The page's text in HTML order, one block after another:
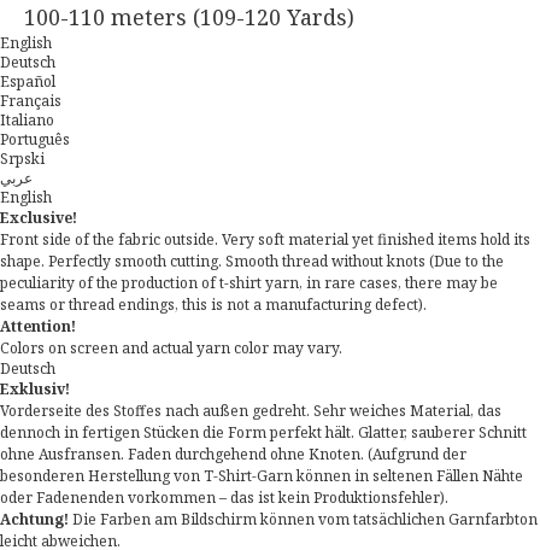
100-110 meters (109-120 Yards)
English
Deutsch
Español
Français
Italiano
Português
Srpski
عربي
English
Exclusive!
Front side of the fabric outside. Very soft material yet finished items hold its
shape. Perfectly smooth cutting. Smooth thread without knots (Due to the
peculiarity of the production of t-shirt yarn, in rare cases, there may be
seams or thread endings, this is not a manufacturing defect).
Attention!
Colors on screen and actual yarn color may vary.
Deutsch
Exklusiv!
Vorderseite des Stoffes nach außen gedreht. Sehr weiches Material, das
dennoch in fertigen Stücken die Form perfekt hält. Glatter, sauberer Schnitt
ohne Ausfransen. Faden durchgehend ohne Knoten. (Aufgrund der
besonderen Herstellung von T-Shirt-Garn können in seltenen Fällen Nähte
oder Fadenenden vorkommen – das ist kein Produktionsfehler).
Achtung! Die Farben am Bildschirm können vom tatsächlichen Garnfarbton
leicht abweichen.